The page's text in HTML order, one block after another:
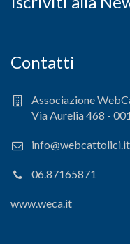
Contatti
Associazione
Via Aurelia 468 -
info@webcattolici.it
06.87165871
www.weca.it